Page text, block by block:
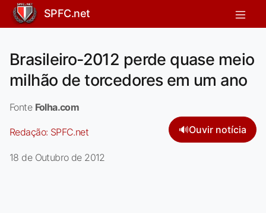
SPFC.net
Brasileiro-2012 perde quase meio
milhão de torcedores em um ano
Fonte Folha.com
Redação: SPFC.net 🔊Ouvir notícia
18 de Outubro de 2012